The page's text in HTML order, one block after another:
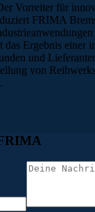
Vorreiter für
FRIMA
das Ergebnis einer
und
von